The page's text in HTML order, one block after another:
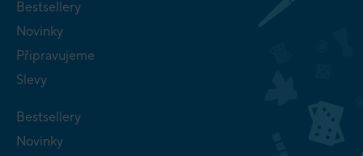
Bestsellery
Novinky
Připravujeme
Slevy
Bestsellery
Novinky